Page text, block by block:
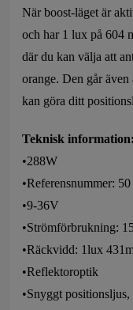
När boost-läget är
och har 1 lux på 604
där du kan välja att
orange. Den går
kan göra ditt
Teknisk information:
•288W
•Referensnummer: 50
•9-36V
•Strömförbrukning:
•Räckvidd: 1lux
•Reflektoroptik
•Snyggt